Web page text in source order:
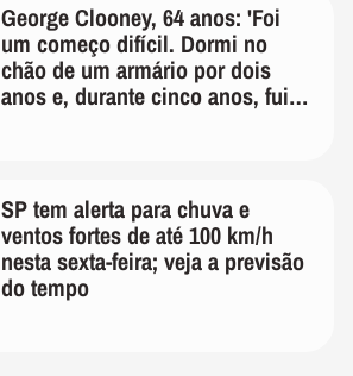
George Clooney, 64 anos: 'Foi
um começo difícil. Dormi no
chão de um armário por dois
anos e, durante cinco anos, fui
SP tem alerta para chuva e
ventos fortes de até 100 km/h
nesta sexta-feira; veja a previsão
do tempo